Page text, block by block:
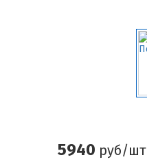
5940 руб/шт